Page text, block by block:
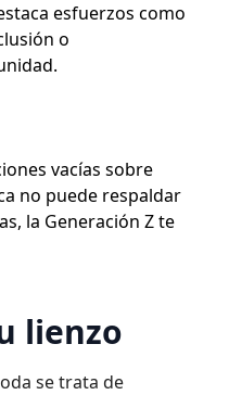
esfuerzos como
o
vacías sobre
no puede respaldar
la Generación Z te
lienzo
se trata de